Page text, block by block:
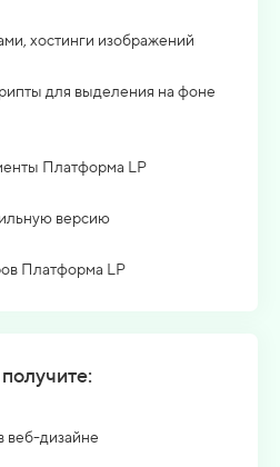
хостинги изображений
для выделения на фоне
Платформа LP
версию
Платформа LP
веб-дизайне